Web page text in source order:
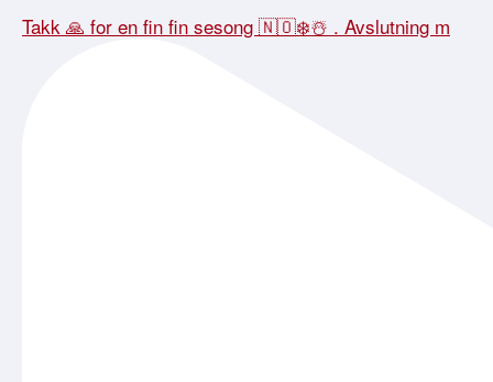
Takk 🙏 for en fin fin sesong 🇳🇴❄️☃️ . Avslutning m